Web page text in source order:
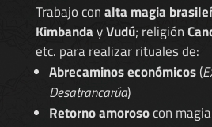
Trabajo conalta magia
KimbandayVudú; religión
etc. para realizar rituales de:
Abrecaminos económicos(
Desatrancarúa)
Retorno amorosocon